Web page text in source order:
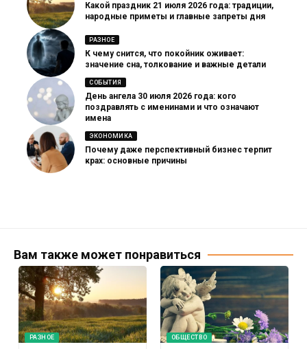
Какой праздник 21 июля 2026 года: традиции,
народные приметы и главные запреты дня
РАЗНОЕ
К чему снится, что покойник оживает:
значение сна, толкование и важные детали
СОБЫТИЯ
День ангела 30 июля 2026 года: кого
поздравлять с именинами и что означают
имена
ЭКОНОМИКА
Почему даже перспективный бизнес терпит
крах: основные причины
Вам также может понравиться
РАЗНОЕ ОБЩЕСТВО